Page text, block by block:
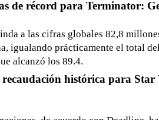
de récord para Terminator:
a las cifras globales 82,8
igualando prácticamente el total
alcanzó los 89.4.
recaudación histórica para Star